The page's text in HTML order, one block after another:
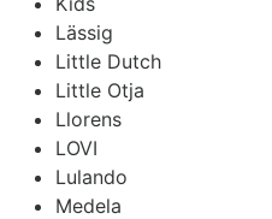
Lässig
Little Dutch
Little Otja
Llorens
LOVI
Lulando
Medela